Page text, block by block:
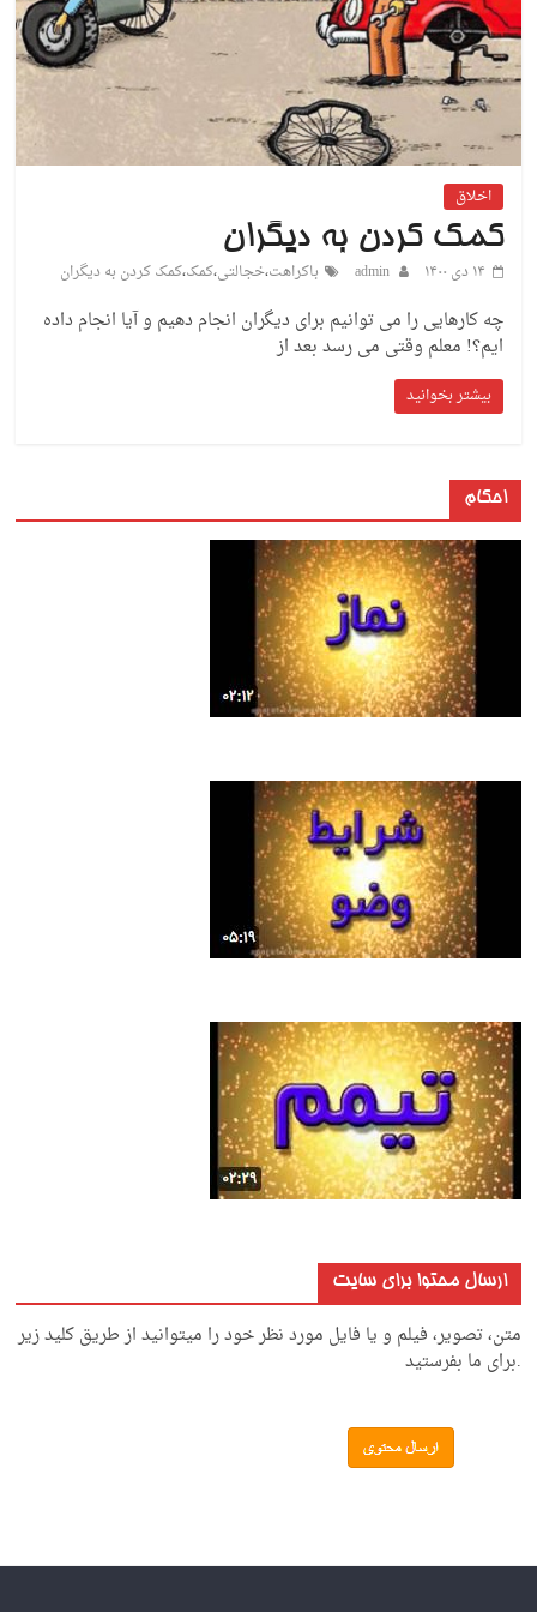
اخلاق
کمک کردن به دیگران
۱۴ دی ۱۴۰۰ admin باکراهت،خجالتی،کمک،کمک کردن به دیگران
چه کارهایی را می توانیم برای دیگران انجام دهیم و آیا انجام داده
ایم؟! معلم وقتی می رسد بعد از
بیشتر بخوانید
احکام
ارسال محتوا برای سایت
متن، تصویر، فیلم و یا فایل مورد نظر خود را میتوانید از طریق کلید زیر
.برای ما بفرستید